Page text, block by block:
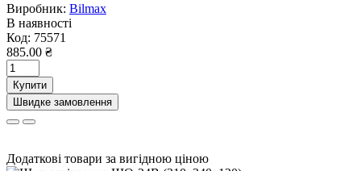
Виробник: Bilmax
В наявності
Код: 75571
885.00 ₴
Купити
Швидке замовлення
Додаткові товари за вигідною ціною